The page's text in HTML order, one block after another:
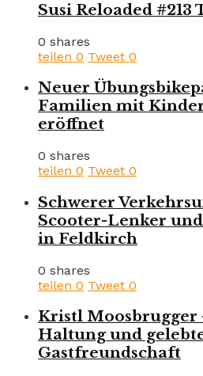
Susi Reloaded #213
0 shares
teilen 0 Tweet 0
Neuer
Familien mit
eröffnet
0 shares
teilen 0 Tweet 0
Schwerer
Scooter-Lenker
in Feldkirch
0 shares
teilen 0 Tweet 0
Kristl Moosbrugger
Haltung und
Gastfreundschaft